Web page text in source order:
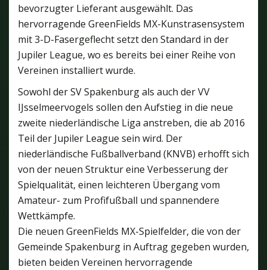
bevorzugter Lieferant ausgewählt. Das
hervorragende GreenFields MX-Kunstrasensystem
mit 3-D-Fasergeflecht setzt den Standard in der
Jupiler League, wo es bereits bei einer Reihe von
Vereinen installiert wurde.
Sowohl der SV Spakenburg als auch der VV
IJsselmeervogels sollen den Aufstieg in die neue
zweite niederländische Liga anstreben, die ab 2016
Teil der Jupiler League sein wird. Der
niederländische Fußballverband (KNVB) erhofft sich
von der neuen Struktur eine Verbesserung der
Spielqualität, einen leichteren Übergang vom
Amateur- zum Profifußball und spannendere
Wettkämpfe.
Die neuen GreenFields MX-Spielfelder, die von der
Gemeinde Spakenburg in Auftrag gegeben wurden,
bieten beiden Vereinen hervorragende